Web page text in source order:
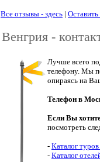
Все отзывы - здесь |
Венгрия -
Лучше всего
телефону. Мы
опираясь на
Телефон в
Если Вы
посмотреть
- Каталог
- Каталог